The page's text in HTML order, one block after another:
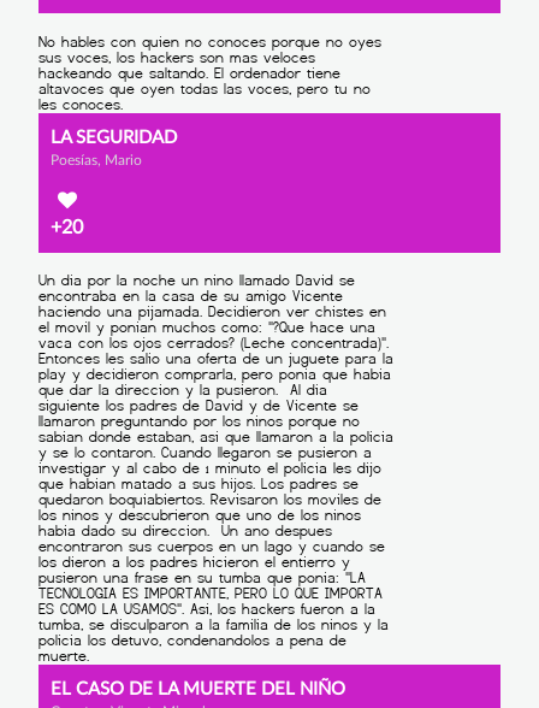
LA SEGURIDAD
Poesías, Mario
+20
EL CASO DE LA MUERTE DEL NIÑO